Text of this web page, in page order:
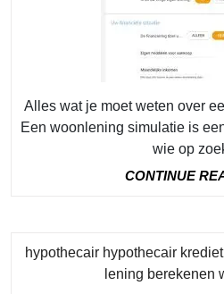
Alles wat je moet weten over
Een woonlening simulatie is
wie op
CONTINUE
hypothecair hypothecair
lening berekenen